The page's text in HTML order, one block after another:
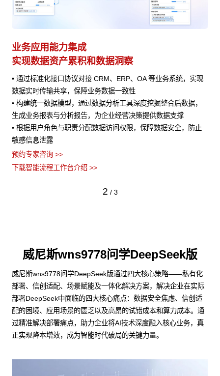
AI Agent 快速接入
赋能业务 快速迭代
• 快速编排适配的 AI 能力进行集成，为业务处理提供AI 辅助
• 将 AI 能力与业务流程深度结合，在客户服务、销售预测、风险
评估等场景中发挥作用
预约专家咨询 >>
下载智能流程工作台介绍 >>
3 / 3
威尼斯wns9778问学DeepSeek版
威尼斯wns9778问学DeepSeek版通过四大核心策略——私有化
部署、信创适配、场景赋能及一体化解决方案，解决企业在实际
部署DeepSeek中面临的四大核心痛点：数据安全焦虑、信创适
配的困境、应用场景的匮乏以及高昂的试错成本和算力成本。通
过精准解决部署痛点，助力企业将AI技术深度融入核心业务，真
正实现降本增效，成为智能时代破局的关键力量。